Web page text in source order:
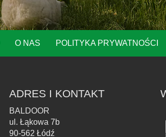
O NAS POLITYKA PRYWATNOŚCI
ADRES I KONTAKT
BALDOOR
ul. Łąkowa 7b
90-562 Łódź